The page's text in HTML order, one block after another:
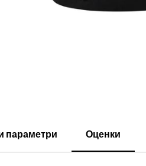
параметри Оценки